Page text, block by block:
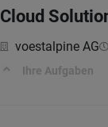
Cloud
voestalpine AG
Ihre Aufgaben